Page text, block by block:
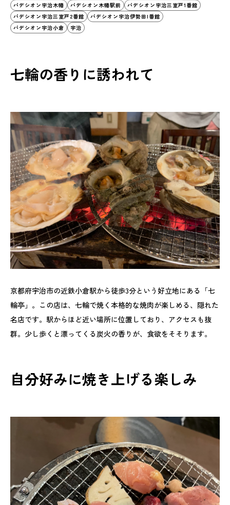
パデシオン宇治木幡
パデシオン木幡駅前
パデシオン宇治三室戸1番館
パデシオン宇治三室戸2番館
パデシオン宇治伊勢田I番館
パデシオン宇治小倉
宇治
七輪の香りに誘われて
京都府宇治市の近鉄小倉駅から徒歩3分という好立地にある「七
輪亭」。この店は、七輪で焼く本格的な焼肉が楽しめる、隠れた
名店です。駅からほど近い場所に位置しており、アクセスも抜
群。少し歩くと漂ってくる炭火の香りが、食欲をそそります。
自分好みに焼き上げる楽しみ